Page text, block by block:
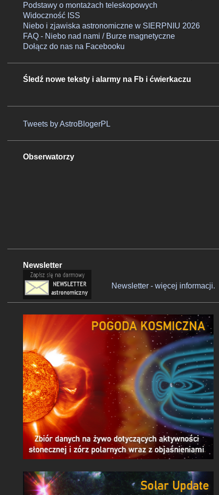
Podstawy o montażach teleskopowych
Widoczność ISS
Niebo i zjawiska astronomiczne w SIERPNIU 2026
FAQ - Niebo nad nami / Burze magnetyczne
Dołącz do nas na Facebooku
Śledź nowe teksty i alarmy na Fb i ćwierkaczu
Tweets by AstroBlogerPL
Obserwatorzy
Newsletter
Newsletter - więcej informacji.